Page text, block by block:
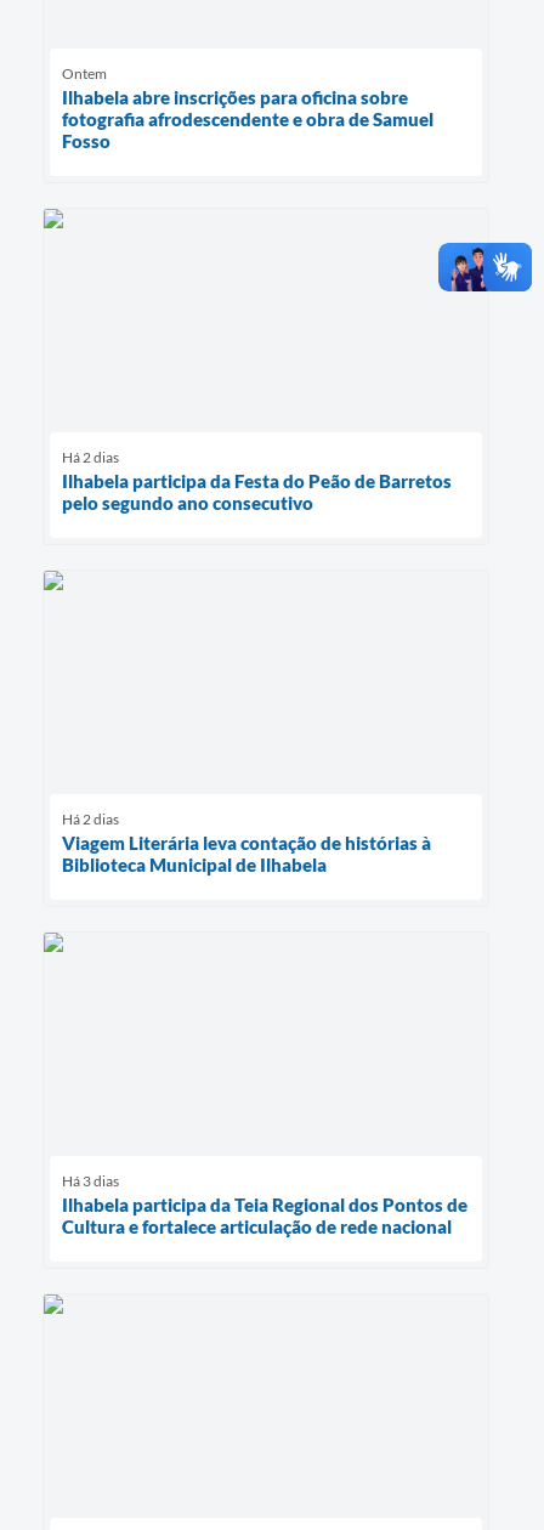
Ontem
Ilhabela abre inscrições para oficina sobre
fotografia afrodescendente e obra de Samuel
Fosso
Há 2 dias
Ilhabela participa da Festa do Peão de Barretos
pelo segundo ano consecutivo
Há 2 dias
Viagem Literária leva contação de histórias à
Biblioteca Municipal de Ilhabela
Há 3 dias
Ilhabela participa da Teia Regional dos Pontos de
Cultura e fortalece articulação de rede nacional